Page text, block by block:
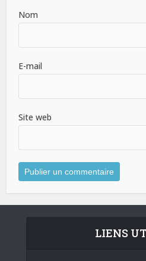
Nom
E-mail
Site web
LIENS